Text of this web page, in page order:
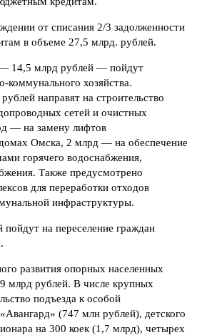
от списания 2/3 задолженности
в объеме 27,5 млрд. рублей.
14,5 млрд рублей — пойдут
коммунального хозяйства.
направят на строительство
сетей и очистных
— на замену лифтов
Омска, 2 млрд — на обеспечение
горячего водоснабжения,
Также предусмотрено
для переработки отходов
инфраструктуры.
на переселение граждан
развития опорных населенных
млрд рублей. В числе крупных
подъезда к особой
(747 млн рублей), детского
на 300 коек (1,7 млрд), четырех